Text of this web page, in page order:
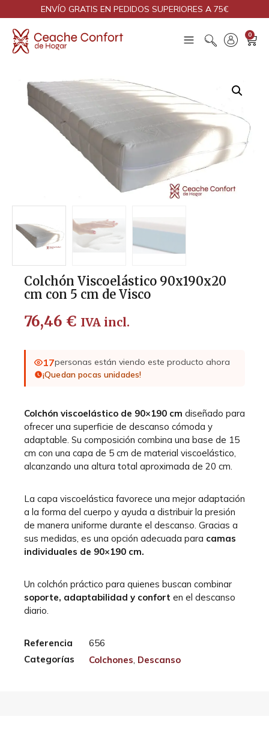
ENVÍO GRATIS EN PEDIDOS SUPERIORES A 75€
0
Colchón Viscoelástico 90x190x20
cm con 5 cm de Visco
76,46 € IVA incl.
17personas están viendo este producto ahora
¡Quedan pocas unidades!
Colchón viscoelástico de 90×190 cm diseñado para
ofrecer una superficie de descanso cómoda y
adaptable. Su composición combina una base de 15
cm con una capa de 5 cm de material viscoelástico,
alcanzando una altura total aproximada de 20 cm.
La capa viscoelástica favorece una mejor adaptación
a la forma del cuerpo y ayuda a distribuir la presión
de manera uniforme durante el descanso. Gracias a
sus medidas, es una opción adecuada para camas
individuales de 90×190 cm.
Un colchón práctico para quienes buscan combinar
soporte, adaptabilidad y confort en el descanso
diario.
Referencia
656
Categorías
Colchones Descanso